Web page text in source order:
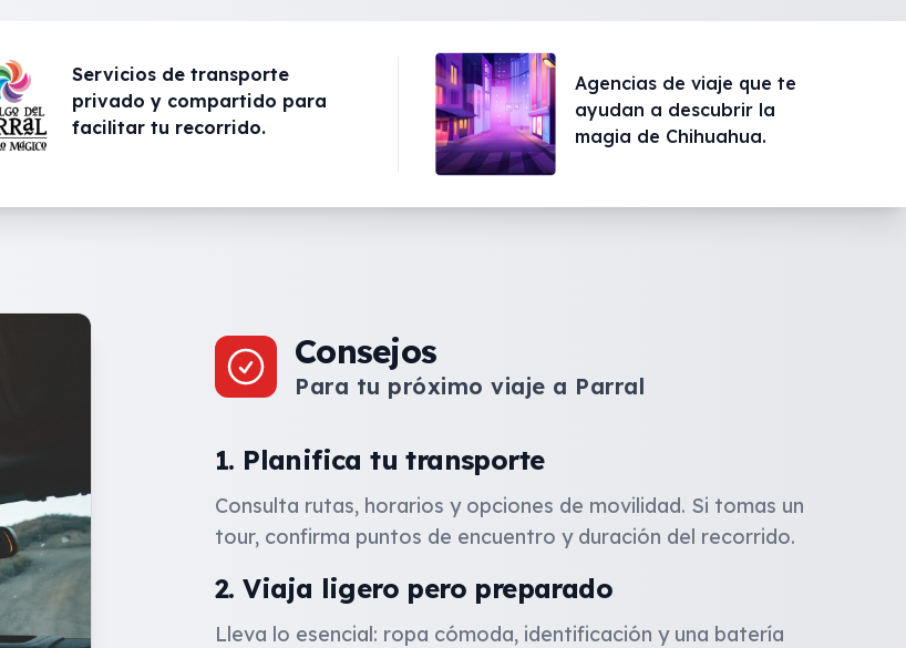
Servicios de transporte
privado y compartido para
facilitar tu recorrido.
Agencias de viaje que te
ayudan a descubrir la
magia de Chihuahua.
Consejos
Para tu próximo viaje a Parral
1. Planifica tu transporte
Consulta rutas, horarios y opciones de movilidad. Si tomas un
tour, confirma puntos de encuentro y duración del recorrido.
2. Viaja ligero pero preparado
Lleva lo esencial: ropa cómoda, identificación y una batería